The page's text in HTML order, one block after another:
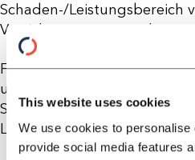
This website uses cookies
We use cookies to personalise
provide social media features
Schaden-/Leistungsbereich
Versicherungsunternehmen.
Fabian ist gelernter
und studierte
Schwerpunkt
Leipzig.